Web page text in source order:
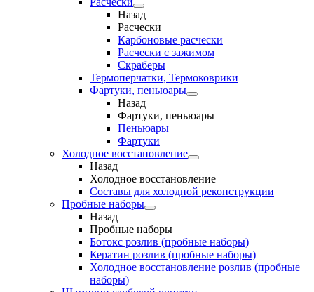
Назад
Расчески
Карбоновые расчески
Расчески с зажимом
Скраберы
Термоперчатки, Термоковрики
Фартуки, пеньюары
Назад
Фартуки, пеньюары
Пеньюары
Фартуки
Холодное восстановление
Назад
Холодное восстановление
Составы для холодной реконструкции
Пробные наборы
Назад
Пробные наборы
Ботокс розлив (пробные наборы)
Кератин розлив (пробные наборы)
Холодное восстановление розлив (пробные
наборы)